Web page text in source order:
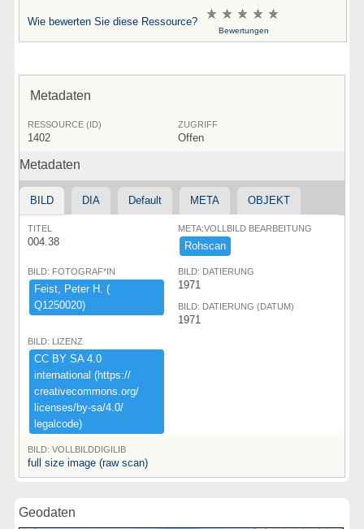
Wie bewerten Sie diese Ressource?
Bewertungen
Metadaten
RESSOURCE (ID)
1402
ZUGRIFF
Offen
Metadaten
BILD DIA Default META OBJEKT
TITEL
004.38
META:VOLLBILD BEARBEITUNG
Rohscan
BILD: FOTOGRAF*IN
Feist,​ ​Peter ​H.​ ​(​
Q1250020)​
BILD: DATIERUNG
1971
BILD: DATIERUNG (DATUM)
1971
BILD: LIZENZ
CC ​BY ​SA ​4.​0 ​
international ​(​https:​/​/​
creativecommons.​org/​
licenses/​by-​sa/​4.​0/​
legalcode)​
BILD: VOLLBILDDIGILIB
full size image (raw scan)
Geodaten